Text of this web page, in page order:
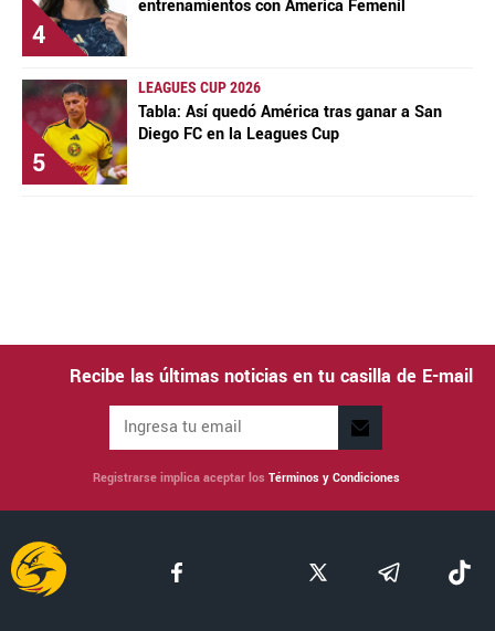
4
entrenamientos con América Femenil
5
LEAGUES CUP 2026
Tabla: Así quedó América tras ganar a San
Diego FC en la Leagues Cup
Recibe las últimas noticias en tu casilla de E-mail
Registrarse implica aceptar los Términos y Condiciones